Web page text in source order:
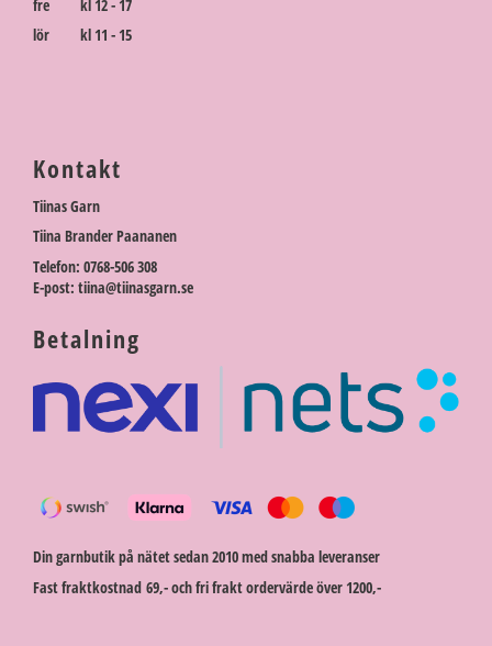
fre kl 12 - 17
lör kl 11 - 15
Kontakt
Tiinas Garn
Tiina Brander Paananen
Telefon: 0768-506 308
E-post: tiina@tiinasgarn.se
Betalning
Din garnbutik på nätet sedan 2010 med snabba leveranser
Fast fraktkostnad 69,- och fri frakt ordervärde över 1200,-